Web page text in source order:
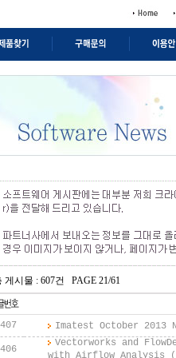
게시물 : 607건 PAGE 21/61
407 Imatest October 2013
406
Vectorworks and
with Airflow Analysis (